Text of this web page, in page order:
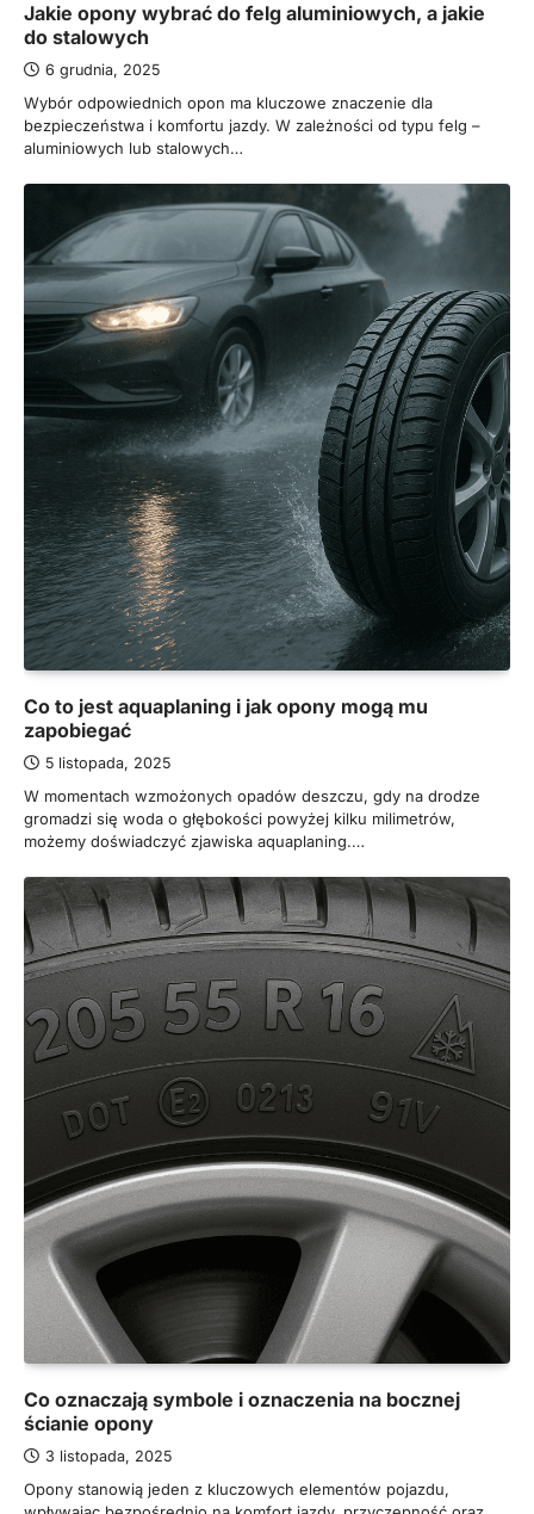
Jakie opony wybrać do felg aluminiowych, a jakie
do stalowych
6 grudnia, 2025
Wybór odpowiednich opon ma kluczowe znaczenie dla
bezpieczeństwa i komfortu jazdy. W zależności od typu felg –
aluminiowych lub stalowych…
Co to jest aquaplaning i jak opony mogą mu
zapobiegać
5 listopada, 2025
W momentach wzmożonych opadów deszczu, gdy na drodze
gromadzi się woda o głębokości powyżej kilku milimetrów,
możemy doświadczyć zjawiska aquaplaning.…
Co oznaczają symbole i oznaczenia na bocznej
ścianie opony
3 listopada, 2025
Opony stanowią jeden z kluczowych elementów pojazdu,